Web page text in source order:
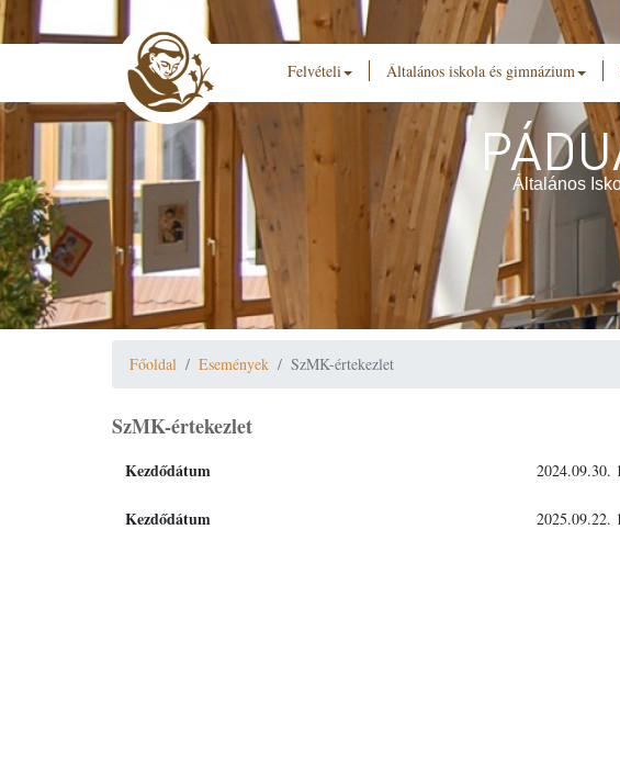
Általános
Felvételi Általános iskola és gimnázium
Főoldal Események SzMK-értekezlet
SzMK-értekezlet
Kezdődátum 2024.09.30.
Kezdődátum 2025.09.22.